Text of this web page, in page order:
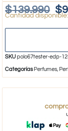
$139.990 $
SKUpolo67tester-edp-
Categorías Perfumes,